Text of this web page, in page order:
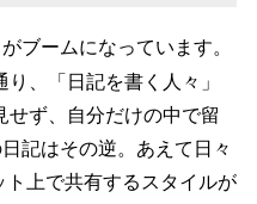
ブームになっています。
り、「日記を書く人々」
せず、自分だけの中で留
記はその逆。あえて日々
ト上で共有するスタイルが